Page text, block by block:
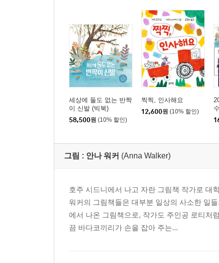
세상에 둘도 없는 반짝
이 신발 (빅북)
58,500원 (10% 할인)
찍찍, 인사해요
12,600원 (10% 할인)
그림 : 안나 워커 (Anna Walker)
호주 시드니에서 나고 자란 그림책 작가로 대
워커의 그림책들은 대부분 일상의 사소한 일
에서 나온 그림책으로, 작가도 주인공 로티처
끔 바다코끼리가 손을 잡아 주는...